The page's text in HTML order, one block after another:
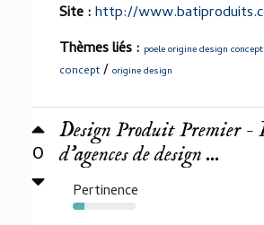
Site :http://
Thèmes liés : poele origine design concept
concept / origine design
0
Design Produit Premier -
d'agences de design ...
Pertinence
18%